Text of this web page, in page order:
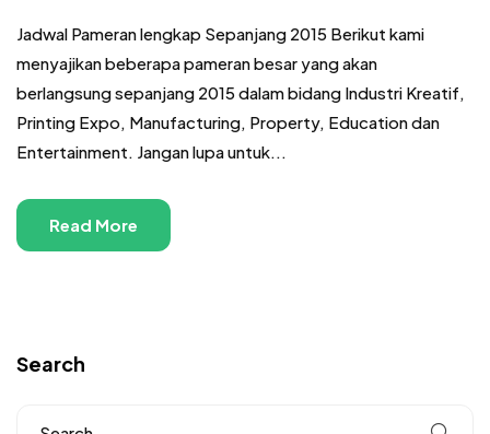
Jadwal Pameran lengkap Sepanjang 2015 Berikut kami
menyajikan beberapa pameran besar yang akan
berlangsung sepanjang 2015 dalam bidang Industri Kreatif,
Printing Expo, Manufacturing, Property, Education dan
Entertainment. Jangan lupa untuk...
Read More
Search